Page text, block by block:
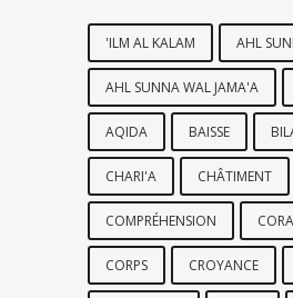
'ILM AL KALAM AHL
AHL SUNNA WAL JAMA'A
AQIDA BAISSE
CHARI'A CHÂTIMENT
COMPRÉHENSION
CORPS CROYANCE